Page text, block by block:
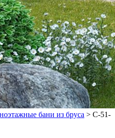
бани из бруса > C-51-